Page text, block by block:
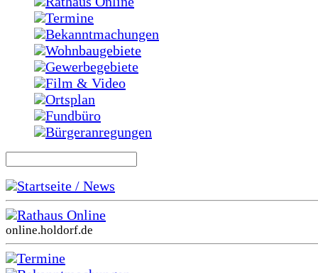
Termine
Bekanntmachungen
Wohnbaugebiete
Gewerbegebiete
Film & Video
Ortsplan
Fundbüro
Bürgeranregungen
Startseite / News
Rathaus Online
online.holdorf.de
Termine